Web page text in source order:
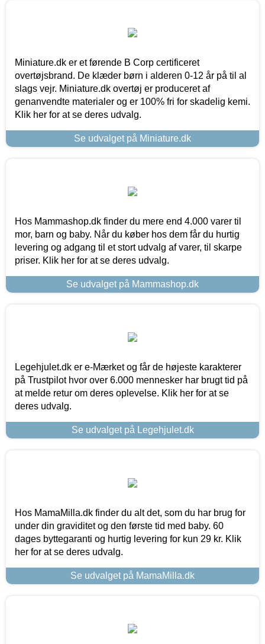
Miniature.dk er et førende B Corp certificeret
overtøjsbrand. De klæder børn i alderen 0-12 år på til al
slags vejr. Miniature.dk overtøj er produceret af
genanvendte materialer og er 100% fri for skadelig kemi.
Klik her for at se deres udvalg.
Se udvalget på Miniature.dk
Hos Mammashop.dk finder du mere end 4.000 varer til
mor, barn og baby. Når du køber hos dem får du hurtig
levering og adgang til et stort udvalg af varer, til skarpe
priser. Klik her for at se deres udvalg.
Se udvalget på Mammashop.dk
Legehjulet.dk er e-Mærket og får de højeste karakterer
på Trustpilot hvor over 6.000 mennesker har brugt tid på
at melde retur om deres oplevelse. Klik her for at se
deres udvalg.
Se udvalget på Legehjulet.dk
Hos MamaMilla.dk finder du alt det, som du har brug for
under din graviditet og den første tid med baby. 60
dages byttegaranti og hurtig levering for kun 29 kr. Klik
her for at se deres udvalg.
Se udvalget på MamaMilla.dk